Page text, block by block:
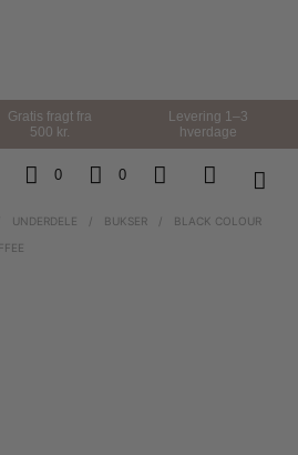
Gratis fragt fra
500 kr.
Levering 1–3
hverdage
0 0
UNDERDELE / BUKSER /
BLACK COLOUR